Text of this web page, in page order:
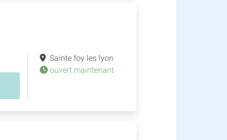
Sainte foy les lyon
ouvert maintenant